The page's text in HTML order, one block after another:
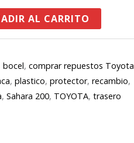
AL CARRITO
bocel,comprar repuestos Toyota
,plastico,protector,recambio,
,Sahara 200, TOYOTA,trasero